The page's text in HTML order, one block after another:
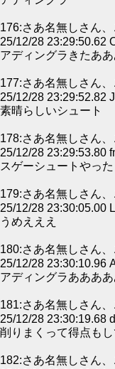
176:さあ名無しさん
25/12/28 23:29:50.62
アディングラきたあ
177:さあ名無しさん
25/12/28 23:29:52.82
素晴らしいシュート
178:さあ名無しさん
25/12/28 23:29:53.80
スゲーシュートやった
179:さあ名無しさん
25/12/28 23:30:05.00
うめえええ
180:さあ名無しさん
25/12/28 23:30:10.96
アディングラあああ
181:さあ名無しさん
25/12/28 23:30:19.68
削りまくって得点も
182:さあ名無しさん